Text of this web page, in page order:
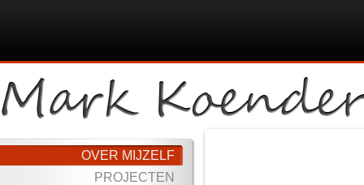
OVER MIJZELF
PROJECTEN